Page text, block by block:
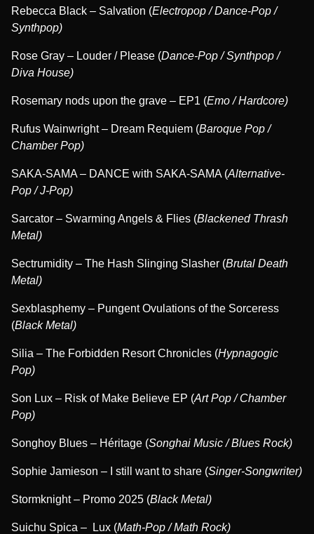
Rebecca Black – Salvation (Electropop / Dance-Pop /
Synthpop)
Rose Gray – Louder / Please (Dance-Pop / Synthpop /
Diva House)
Rosemary nods upon the grave – EP1 (Emo / Hardcore)
Rufus Wainwright – Dream Requiem (Baroque Pop /
Chamber Pop)
SAKA-SAMA – DANCE with SAKA-SAMA (Alternative-
Pop / J-Pop)
Sarcator – Swarming Angels & Flies (Blackened Thrash
Metal)
Sectrumidity – The Hash Slinging Slasher (Brutal Death
Metal)
Sexblasphemy – Pungent Ovulations of the Sorceress
(Black Metal)
Silia – The Forbidden Resort Chronicles (Hypnagogic
Pop)
Son Lux – Risk of Make Believe EP (Art Pop / Chamber
Pop)
Songhoy Blues – Héritage (Songhai Music / Blues Rock)
Sophie Jamieson – I still want to share (Singer-Songwriter)
Stormknight – Promo 2025 (Black Metal)
Suichu Spica – Lux (Math-Pop / Math Rock)